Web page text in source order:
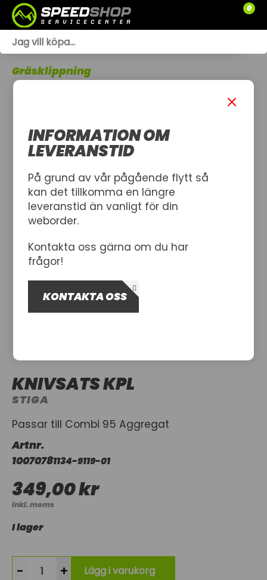
0
SLÄPVAGNAR
Gräsklippning
KNIVSATS KPL
STIGA
Passar till Combi 95 Aggregat
Artnr.
10070781134-9119-01
349,00 kr
Inkl. moms
I lager
- + Lägg i varukorg
INFORMATION OM
LEVERANSTID
På grund av vår pågående flytt så
kan det tillkomma en längre
leveranstid än vanligt för din
weborder.
Kontakta oss gärna om du har
frågor!
KONTAKTA OSS